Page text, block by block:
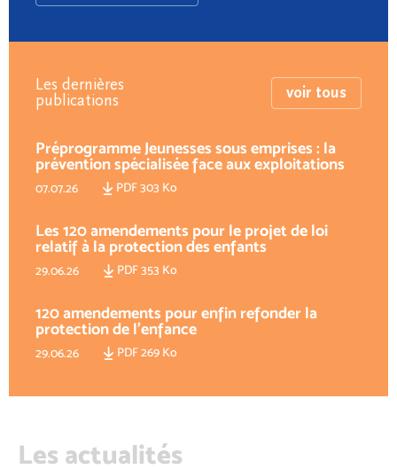
Les dernières
publications
voir tous
Préprogramme Jeunesses sous emprises : la
prévention spécialisée face aux exploitations
07.07.26 PDF 303 Ko
Les 120 amendements pour le projet de loi
relatif à la protection des enfants
29.06.26 PDF 353 Ko
120 amendements pour enfin refonder la
protection de l'enfance
29.06.26 PDF 269 Ko
Les actualités